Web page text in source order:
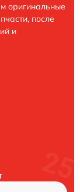
оригинальные
после
и